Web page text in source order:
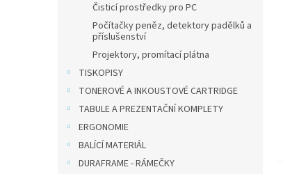
Čisticí prostředky pro PC
Počítačky peněz, detektory padělků a
příslušenství
Projektory, promítací plátna
TISKOPISY
TONEROVÉ A INKOUSTOVÉ CARTRIDGE
TABULE A PREZENTAČNÍ KOMPLETY
ERGONOMIE
BALÍCÍ MATERIÁL
DURAFRAME - RÁMEČKY